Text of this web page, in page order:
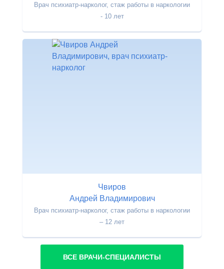
Врач психиатр-нарколог, стаж работы в наркологии
- 10 лет
Чвиров
Андрей Владимирович
Врач психиатр-нарколог, стаж работы в наркологии
– 12 лет
ВСЕ ВРАЧИ-СПЕЦИАЛИСТЫ